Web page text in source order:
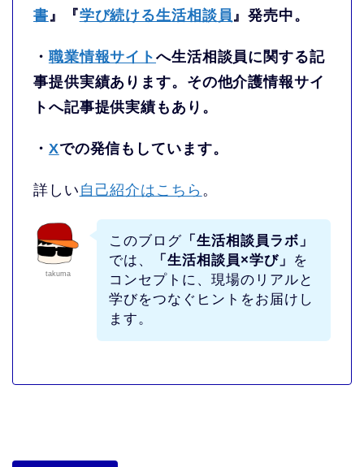
書』『学び続ける生活相談員』発売中。
・ 職業情報サイトへ生活相談員に関する記
事提供実績あります。その他介護情報サイ
トへ記事提供実績もあり。
・ Xでの発信もしています。
詳しい 自己紹介はこちら 。
takuma
このブログ「生活相談員ラボ」
では、
「生活相談員×学び」
を
コンセプトに、現場のリアルと
学びをつなぐヒントをお届けし
ます。